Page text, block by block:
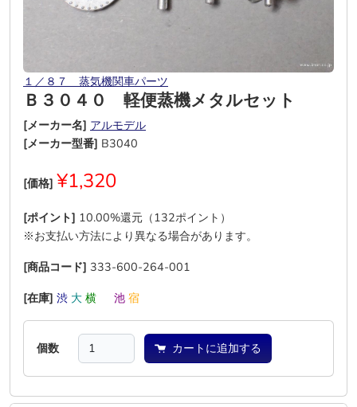
１／８７ 蒸気機関車パーツ
Ｂ３０４０ 軽便蒸機メタルセット
[メーカー名] アルモデル
[メーカー型番] B3040
[価格] ¥1,320
[ポイント] 10.00%還元（132ポイント）
※お支払い方法により異なる場合があります。
[商品コード] 333-600-264-001
[在庫] 渋 大 横 池 宿
個数 カートに追加する